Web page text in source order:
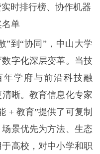
时排行榜、协作机器
名单
”到“协同”，中山大学
字化深层变革。当技
学府与前沿科技融
晰。教育信息化专家
+ 教育”提供了可复制
景优先为方法、生态
高校，对中小学和职